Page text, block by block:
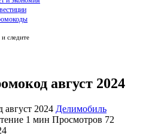
следите
август 2024
Делимобиль
1 мин Просмотров 72